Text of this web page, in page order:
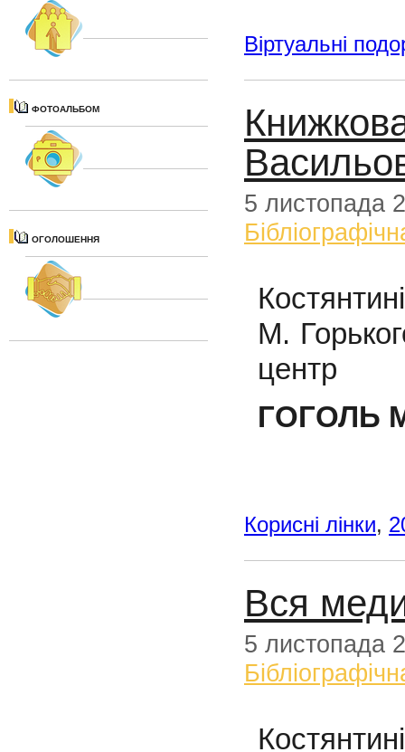
ФОТОАЛЬБОМ
ОГОЛОШЕННЯ
Віртуальні
5 листопада
М.
центр
ГОГОЛЬ
Корисні лінки,
Вся
5 листопада